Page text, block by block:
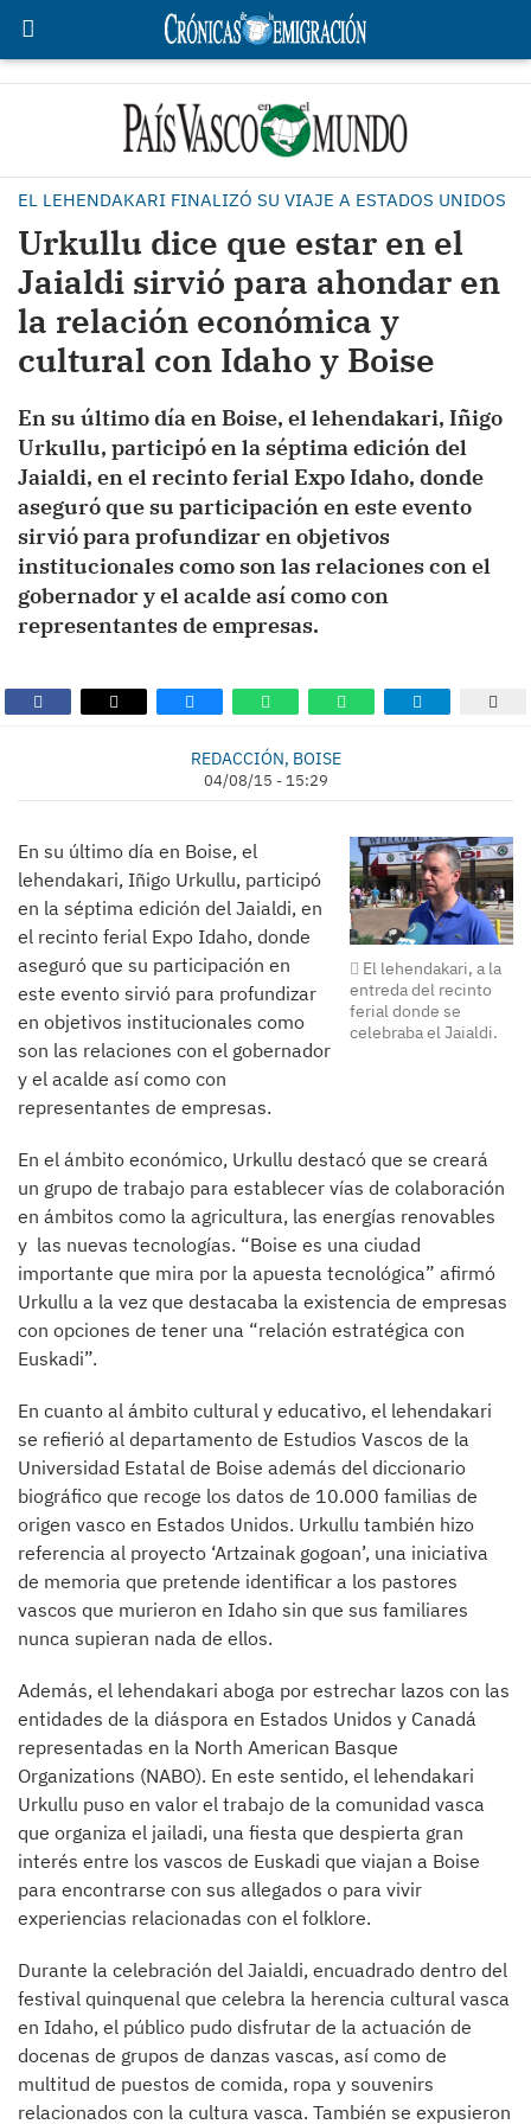
EL LEHENDAKARI FINALIZÓ SU VIAJE A ESTADOS UNIDOS
Urkullu dice que estar en el
Jaialdi sirvió para ahondar en
la relación económica y
cultural con Idaho y Boise
En su último día en Boise, el lehendakari, Iñigo
Urkullu, participó en la séptima edición del
Jaialdi, en el recinto ferial Expo Idaho, donde
aseguró que su participación en este evento
sirvió para profundizar en objetivos
institucionales como son las relaciones con el
gobernador y el acalde así como con
representantes de empresas.
REDACCIÓN, BOISE
04/08/15 - 15:29
El lehendakari, a la
entreda del recinto
ferial donde se
celebraba el Jaialdi.
En su último día en Boise, el
lehendakari, Iñigo Urkullu, participó
en la séptima edición del Jaialdi, en
el recinto ferial Expo Idaho, donde
aseguró que su participación en
este evento sirvió para profundizar
en objetivos institucionales como
son las relaciones con el gobernador
y el acalde así como con
representantes de empresas.
En el ámbito económico, Urkullu destacó que se creará
un grupo de trabajo para establecer vías de colaboración
en ámbitos como la agricultura, las energías renovables
y las nuevas tecnologías. “Boise es una ciudad
importante que mira por la apuesta tecnológica” afirmó
Urkullu a la vez que destacaba la existencia de empresas
con opciones de tener una “relación estratégica con
Euskadi”.
En cuanto al ámbito cultural y educativo, el lehendakari
se refierió al departamento de Estudios Vascos de la
Universidad Estatal de Boise además del diccionario
biográfico que recoge los datos de 10.000 familias de
origen vasco en Estados Unidos. Urkullu también hizo
referencia al proyecto ‘Artzainak gogoan’, una iniciativa
de memoria que pretende identificar a los pastores
vascos que murieron en Idaho sin que sus familiares
nunca supieran nada de ellos.
Además, el lehendakari aboga por estrechar lazos con las
entidades de la diáspora en Estados Unidos y Canadá
representadas en la North American Basque
Organizations (NABO). En este sentido, el lehendakari
Urkullu puso en valor el trabajo de la comunidad vasca
que organiza el jailadi, una fiesta que despierta gran
interés entre los vascos de Euskadi que viajan a Boise
para encontrarse con sus allegados o para vivir
experiencias relacionadas con el folklore.
Durante la celebración del Jaialdi, encuadrado dentro del
festival quinquenal que celebra la herencia cultural vasca
en Idaho, el público pudo disfrutar de la actuación de
docenas de grupos de danzas vascas, así como de
multitud de puestos de comida, ropa y souvenirs
relacionados con la cultura vasca. También se expusieron